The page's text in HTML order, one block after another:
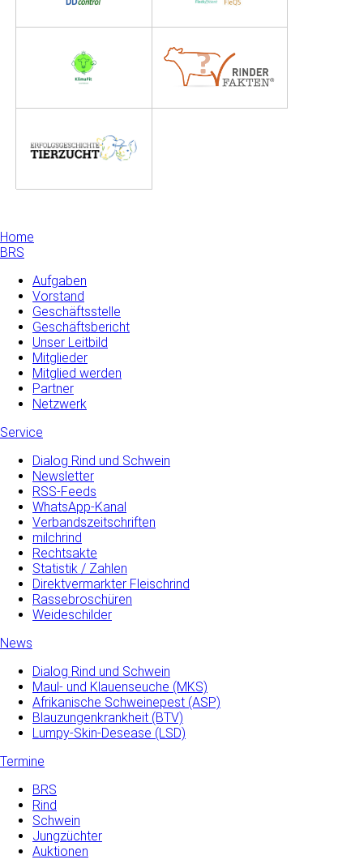
Home
BRS
Aufgaben
Vorstand
Geschäftsstelle
Geschäftsbericht
Unser Leitbild
Mitglieder
Mitglied werden
Partner
Netzwerk
Service
Dialog Rind und Schwein
Newsletter
RSS-Feeds
WhatsApp-Kanal
Verbandszeitschriften
milchrind
Rechtsakte
Statistik / Zahlen
Direktvermarkter Fleischrind
Rassebroschüren
Weideschilder
News
Dialog Rind und Schwein
Maul- und­ Klauenseuche­ (MKS)
Afrikanische Schweinepest (ASP)
Blauzungenkrankheit (BTV)
Lumpy-Skin-Desease (LSD)
Termine
BRS
Rind
Schwein
Jungzüchter
Auktionen